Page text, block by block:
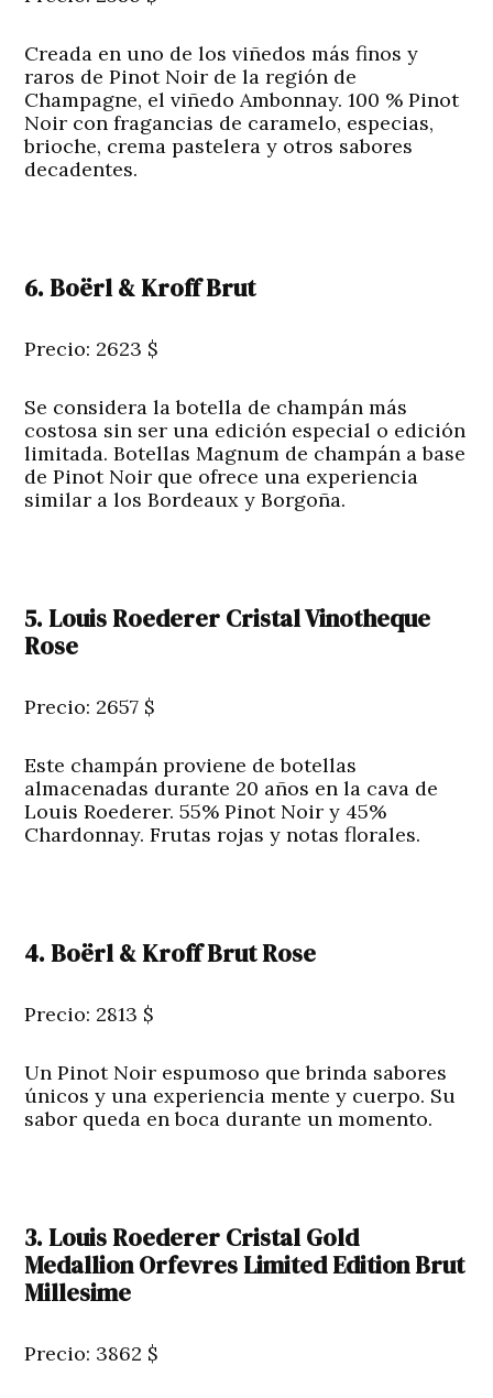
Creada en uno de los viñedos más finos y
raros de Pinot Noir de la región de
Champagne, el viñedo Ambonnay. 100 % Pinot
Noir con fragancias de caramelo, especias,
brioche, crema pastelera y otros sabores
decadentes.
6. Boërl & Kroff Brut
Precio: 2623 $
Se considera la botella de champán más
costosa sin ser una edición especial o edición
limitada. Botellas Magnum de champán a base
de Pinot Noir que ofrece una experiencia
similar a los Bordeaux y Borgoña.
5. Louis Roederer Cristal Vinotheque
Rose
Precio: 2657 $
Este champán proviene de botellas
almacenadas durante 20 años en la cava de
Louis Roederer. 55% Pinot Noir y 45%
Chardonnay. Frutas rojas y notas florales.
4. Boërl & Kroff Brut Rose
Precio: 2813 $
Un Pinot Noir espumoso que brinda sabores
únicos y una experiencia mente y cuerpo. Su
sabor queda en boca durante un momento.
3. Louis Roederer Cristal Gold
Medallion Orfevres Limited Edition Brut
Millesime
Precio: 3862 $